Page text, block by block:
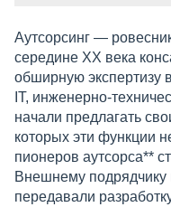
Аутсорсинг —
середине ХХ века
обширную экспертизу
IT, инженерно-
начали предлагать
которых эти функции
пионеров аутсорса**
Внешнему подрядчику
передавали